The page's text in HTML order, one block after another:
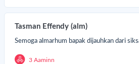
mari doakan bagi saudara
kemanusiaan dengan cara:
Klik tombol “DONASI SEKARANG”
Pilih metode pembayaran GO-PAY,
Tasman Effendy (alm)
Semoga almarhum bapak dijauhkan dari
3 Aaminn